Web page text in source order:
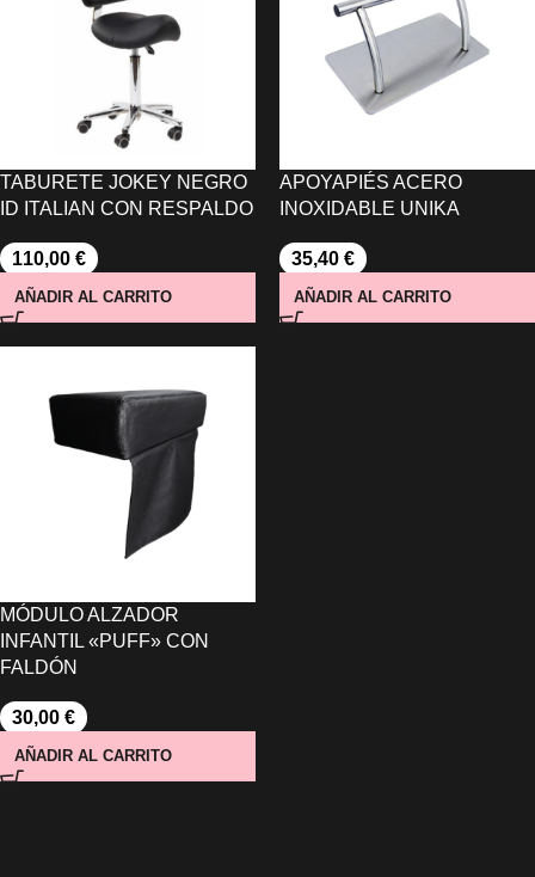
TABURETE JOKEY NEGRO
ID ITALIAN CON RESPALDO
110,00 €
AÑADIR AL CARRITO
APOYAPIÉS ACERO
INOXIDABLE UNIKA
35,40 €
AÑADIR AL CARRITO
MÓDULO ALZADOR
INFANTIL «PUFF» CON
FALDÓN
30,00 €
AÑADIR AL CARRITO